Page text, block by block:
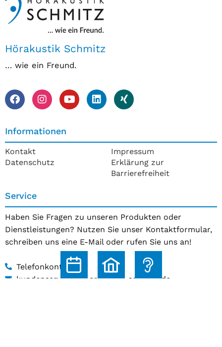
Hörakustik Schmitz
… wie ein Freund.
Informationen
Kontakt
Datenschutz
Impressum
Erklärung zur
Barrierefreiheit
Service
Haben Sie Fragen zu unseren Produkten oder
Dienstleistungen? Nutzen Sie unser Kontaktformular,
schreiben uns eine E-Mail oder rufen Sie uns an!
Telefonkontakt
kundenservice@hoerakustik-schmitz.de